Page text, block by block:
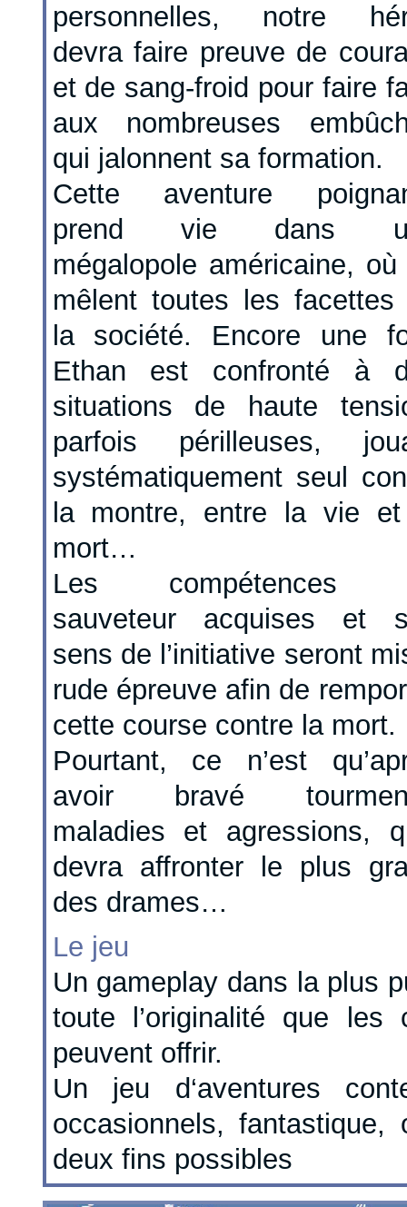
personnelles, notre
devra faire preuve de
et de sang-froid pour faire
aux nombreuses
qui jalonnent sa formation.
Cette aventure
prend vie dans
mégalopole américaine,
mêlent toutes les facettes
la société. Encore une
Ethan est confronté à
situations de haute
parfois périlleuses,
systématiquement seul
la montre, entre la vie
mort…
Les compétences
sauveteur acquises et
sens de l’initiative seront
rude épreuve afin de
cette course contre la mort.
Pourtant, ce n’est
avoir bravé
maladies et agressions,
devra affronter le plus
des drames…
Le jeu
Un gameplay dans la plus
toute l’originalité que les
peuvent offrir.
Un jeu d‘aventures
occasionnels,
deux fins possibles